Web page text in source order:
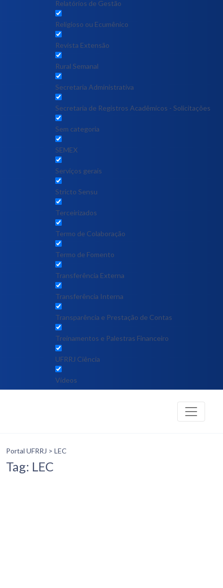
Relatórios de Gestão
Religioso ou Ecumênico
Revista Extensão
Rural Semanal
Secretaria Administrativa
Secretaria de Registros Acadêmicos - Solicitações
Sem categoria
SEMEX
Serviços gerais
Stricto Sensu
Terceirizados
Termo de Colaboração
Termo de Fomento
Transferência Externa
Transferência Interna
Transparência e Prestação de Contas
Treinamentos e Palestras Financeiro
UFRRJ Ciência
Vídeos
Portal UFRRJ > LEC
Tag: LEC